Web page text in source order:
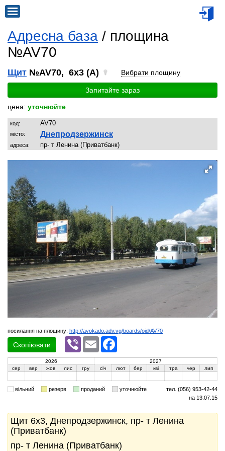
Адресна база / площина
№AV70
Щит №AV70, 6x3 (A) Вибрати площину
Запитайте зараз
цена: уточнюйте
код: AV70
місто: Днепродзержинск
адреса: пр- т Ленина (Приватбанк)
посилання на площину: http://avokado.adv.vg/boards/oid/AV70
Скопіювати
Viber Email
2026
2027
сер
вер жов лис гру січ лют бер кві тра чер лип
вільний резерв проданий уточнюйте
тел. (056) 953-42-44
на 13.07.15
Щит 6x3, Днепродзержинск, пр- т Ленина
(Приватбанк)
пр- т Ленина (Приватбанк)